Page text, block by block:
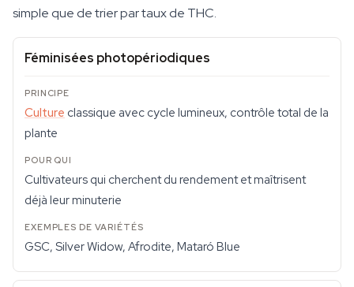
simple que de trier par taux de THC.
Féminisées photopériodiques
Culture classique avec cycle lumineux, contrôle total de la
plante
Cultivateurs qui cherchent du rendement et maîtrisent
déjà leur minuterie
GSC, Silver Widow, Afrodite, Mataró Blue